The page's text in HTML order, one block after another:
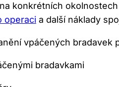
konkrétních
operaci a další náklady
vpáčených bradavek
bradavkami